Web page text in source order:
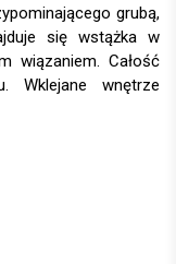
grubą,
się wstążka w
wiązaniem. Całość
Wklejane wnętrze